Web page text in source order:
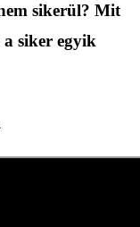
sikerül? Mit
siker egyik